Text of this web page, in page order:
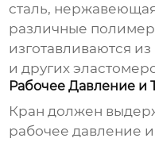
сталь, нержавеющая
различные
изготавливаются из
и других
Рабочее Давление и
Кран должен
рабочее давление